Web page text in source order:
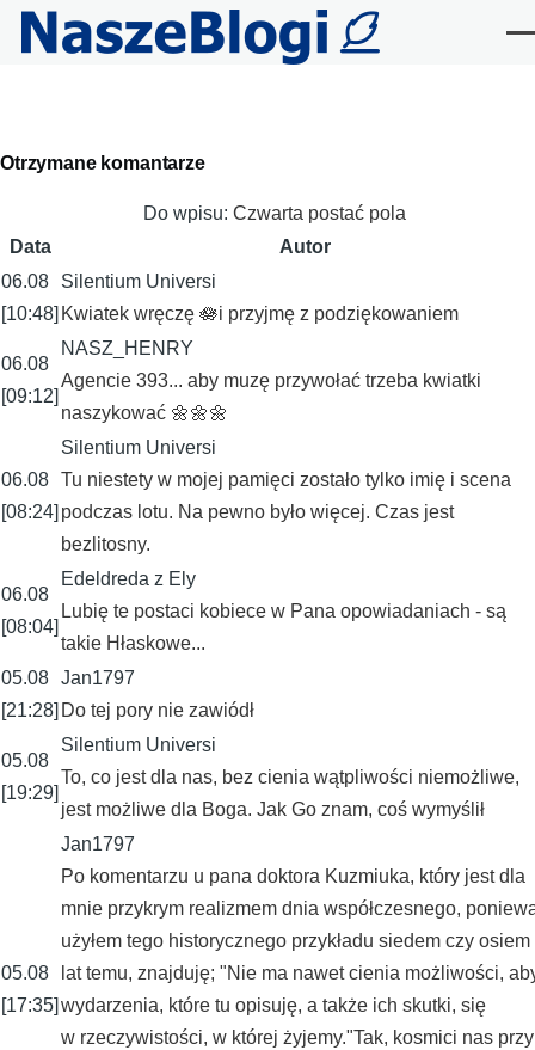
Przejdź do treści
tabs
Otrzymane komantarze
Do wpisu: Czwarta postać pola
Data
Autor
06.08
[10:48]
Silentium Universi
Kwiatek wręczę 🪷i przyjmę z podziękowaniem
06.08
[09:12]
NASZ_HENRY
Agencie 393... aby muzę przywołać trzeba kwiatki
naszykować 🌼🌼🌼
06.08
[08:24]
Silentium Universi
Tu niestety w mojej pamięci zostało tylko imię i scena
podczas lotu. Na pewno było więcej. Czas jest
bezlitosny.
06.08
[08:04]
Edeldreda z Ely
Lubię te postaci kobiece w Pana opowiadaniach - są
takie Hłaskowe...
05.08
[21:28]
Jan1797
Do tej pory nie zawiódł
05.08
[19:29]
Silentium Universi
To, co jest dla nas, bez cienia wątpliwości niemożliwe,
jest możliwe dla Boga. Jak Go znam, coś wymyślił
05.08
[17:35]
Jan1797
Po komentarzu u pana doktora Kuzmiuka, który jest dla
mnie przykrym realizmem dnia współczesnego,
użyłem tego historycznego przykładu siedem czy osiem
lat temu, znajduję; "Nie ma nawet cienia możliwości,
wydarzenia, które tu opisuję, a także ich skutki, się
w rzeczywistości, w której żyjemy."Tak, kosmici nas przy